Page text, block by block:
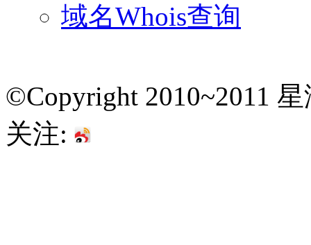
域名Whois查询
©Copyright 2010~2011
关注: